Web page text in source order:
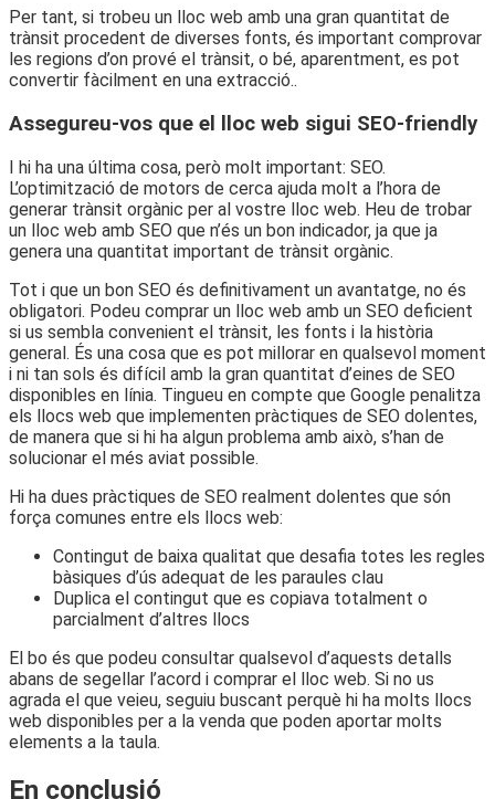
Per tant, si trobeu un lloc web amb una gran quantitat de
trànsit procedent de diverses fonts, és important comprovar
les regions d’on prové el trànsit, o bé, aparentment, es pot
convertir fàcilment en una extracció..
Assegureu-vos que el lloc web sigui SEO-friendly
I hi ha una última cosa, però molt important: SEO.
L’optimització de motors de cerca ajuda molt a l’hora de
generar trànsit orgànic per al vostre lloc web. Heu de trobar
un lloc web amb SEO que n’és un bon indicador, ja que ja
genera una quantitat important de trànsit orgànic.
Tot i que un bon SEO és definitivament un avantatge, no és
obligatori. Podeu comprar un lloc web amb un SEO deficient
si us sembla convenient el trànsit, les fonts i la història
general. És una cosa que es pot millorar en qualsevol moment
i ni tan sols és difícil amb la gran quantitat d’eines de SEO
disponibles en línia. Tingueu en compte que Google penalitza
els llocs web que implementen pràctiques de SEO dolentes,
de manera que si hi ha algun problema amb això, s’han de
solucionar el més aviat possible.
Hi ha dues pràctiques de SEO realment dolentes que són
força comunes entre els llocs web:
Contingut de baixa qualitat que desafia totes les regles
bàsiques d’ús adequat de les paraules clau
Duplica el contingut que es copiava totalment o
parcialment d’altres llocs
El bo és que podeu consultar qualsevol d’aquests detalls
abans de segellar l’acord i comprar el lloc web. Si no us
agrada el que veieu, seguiu buscant perquè hi ha molts llocs
web disponibles per a la venda que poden aportar molts
elements a la taula.
En conclusió